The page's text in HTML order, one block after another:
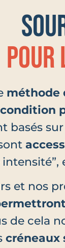
pour
méthode
basés
et nos
de cela
créneaux